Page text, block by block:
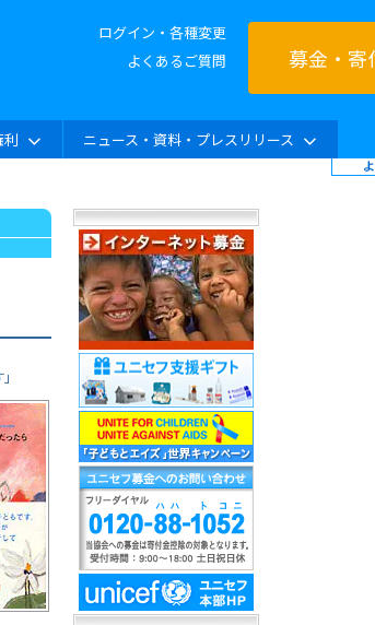
ログイン・各種変更
よくあるご質問
募金・寄
利 ニュース・資料・プレスリリース